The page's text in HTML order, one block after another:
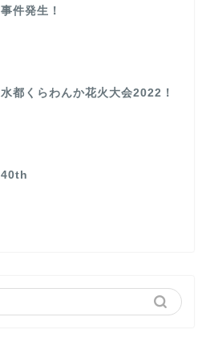
事件発生！
水都くらわんか花火大会2022！
40th